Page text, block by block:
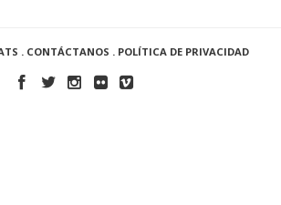
. CONTÁCTANOS . POLÍTICA DE PRIVACIDAD